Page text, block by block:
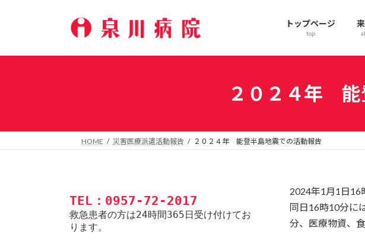
プ
動
トップページ
top
２０２４年 能
HOME 災害医療派遣活動報告 ２０２４年 能登半島地震での活動報告
2024年1月1日16
同日16時10分に
分、医療物資、
TEL：0957-72-2017
救急患者の方は24時間365日受け付けてお
ります。